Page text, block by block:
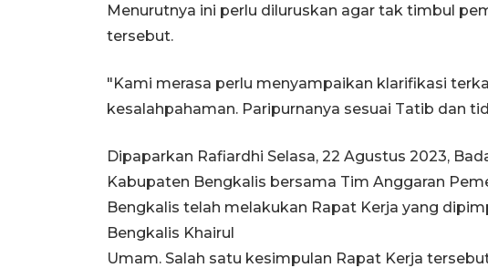
Menurutnya ini perlu diluruskan agar tak timbul
tersebut.
"Kami merasa perlu menyampaikan klarifikasi
kesalahpahaman. Paripurnanya sesuai Tatib dan
Dipaparkan Rafiardhi Selasa, 22 Agustus 2023,
Kabupaten Bengkalis bersama Tim Anggaran
Bengkalis telah melakukan Rapat Kerja yang
Bengkalis Khairul
Umam. Salah satu kesimpulan Rapat Kerja